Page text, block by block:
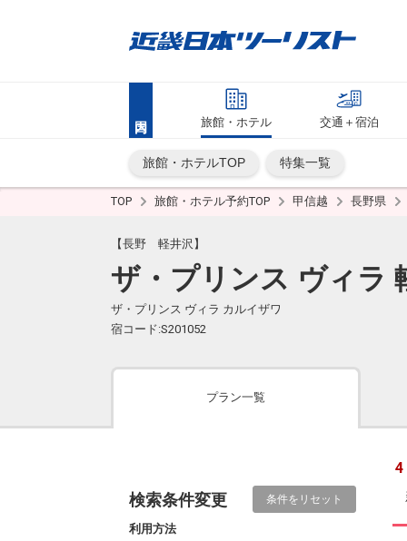
旅館・ホテル 交通＋宿泊
旅館・ホテルTOP 特集一覧
TOP 旅館・ホテル予約TOP 甲信越 長野県
【長野 軽井沢】
ザ・プリンス ヴィラ
ザ・プリンス ヴィラ カルイザワ
宿コード:S201052
プラン一覧
検索条件変更 条件をリセット
利用方法
4